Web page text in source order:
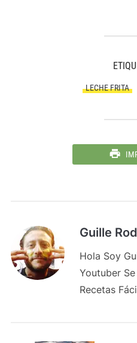
LECHE FRITA
Guille
Hola Soy
Youtuber
Recetas